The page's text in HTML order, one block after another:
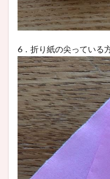
6．折り紙の尖っている